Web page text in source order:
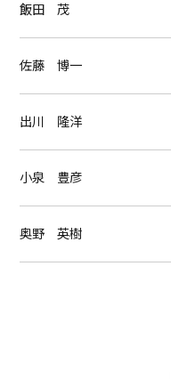
飯田 茂
佐藤 博一
出川 隆洋
小泉 豊彦
奥野 英樹